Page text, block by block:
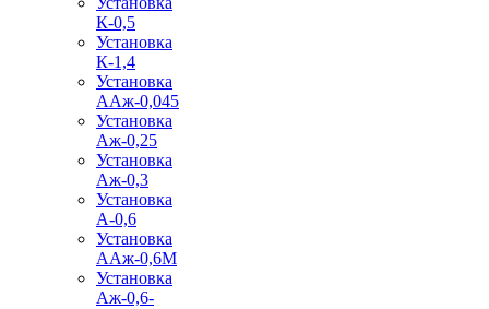
К-0,5
Установка
К-1,4
Установка
ААж-0,045
Установка
Аж-0,25
Установка
Аж-0,3
Установка
А-0,6
Установка
ААж-0,6М
Установка
Аж-0,6-